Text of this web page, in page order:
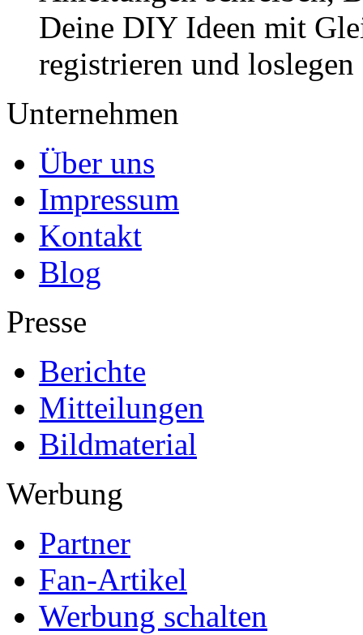
Deine DIY Ideen mit
registrieren und loslegen
Unternehmen
Über uns
Impressum
Kontakt
Blog
Presse
Berichte
Mitteilungen
Bildmaterial
Werbung
Partner
Fan-Artikel
Werbung schalten